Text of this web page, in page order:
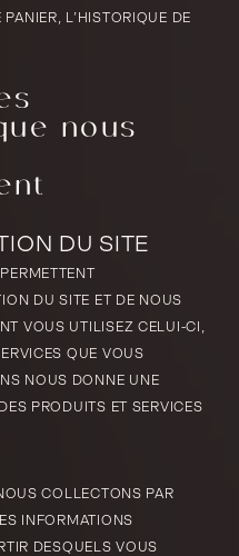
L’HISTORIQUE DE
nous
DU SITE
DU SITE ET DE NOUS
VOUS UTILISEZ CELUI-CI,
QUE VOUS
NOUS DONNE UNE
PRODUITS ET SERVICES
COLLECTONS PAR
INFORMATIONS
DESQUELS VOUS